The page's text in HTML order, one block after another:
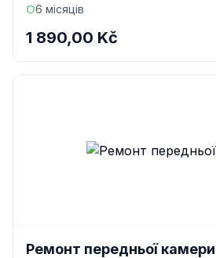
6 місяців
1 890,00 Kč
Ремонт передньої камери